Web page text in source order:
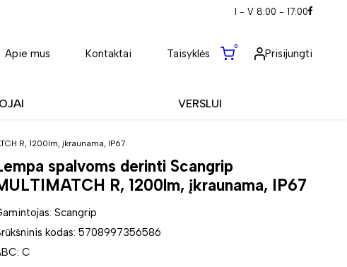
I - V 8:00 - 17:00
Apie mus Kontaktai Taisyklės
0
Prisijungti
VERSLUI
R, 1200lm, įkraunama, IP67
spalvoms derinti Scangrip
R, 1200lm, įkraunama, IP67
Scangrip
kodas: 5708997356586
C